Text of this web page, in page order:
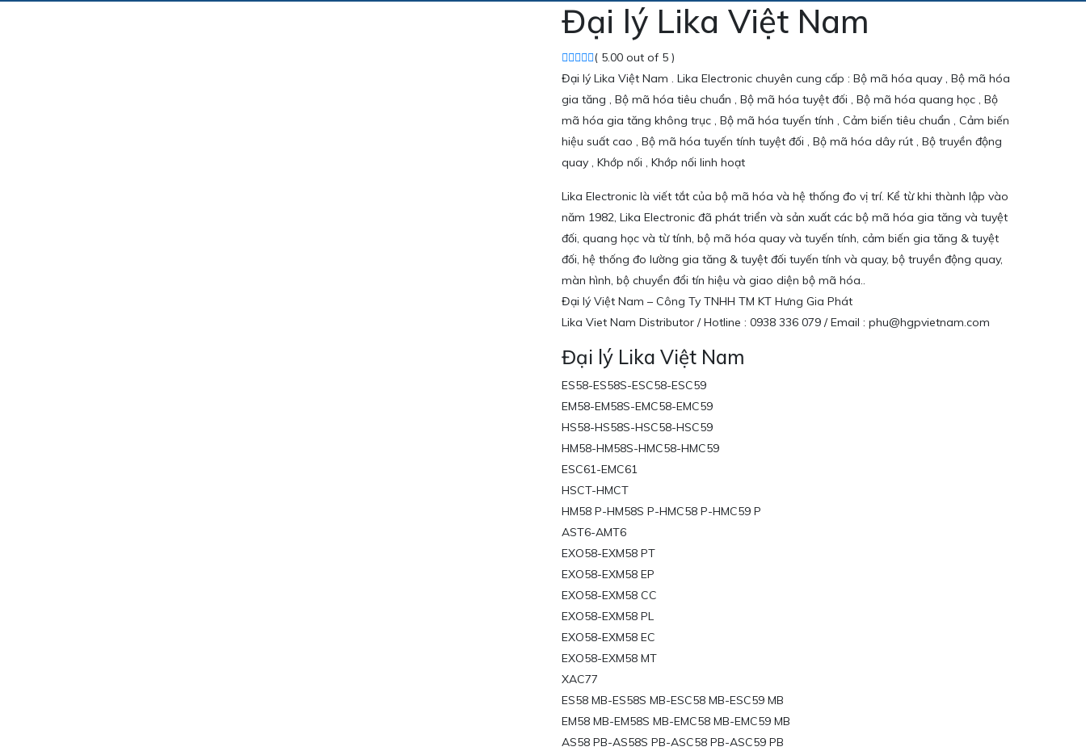
Đại lý Lika Việt Nam
( 5.00 out of 5 )
Đại lý Lika Việt Nam . Lika Electronic chuyên cung cấp : Bộ mã hóa quay , Bộ mã hóa
gia tăng , Bộ mã hóa tiêu chuẩn , Bộ mã hóa tuyệt đối , Bộ mã hóa quang học , Bộ
mã hóa gia tăng không trục , Bộ mã hóa tuyến tính , Cảm biến tiêu chuẩn , Cảm biến
hiệu suất cao , Bộ mã hóa tuyến tính tuyệt đối , Bộ mã hóa dây rút , Bộ truyền động
quay , Khớp nối , Khớp nối linh hoạt
Lika Electronic là viết tắt của bộ mã hóa và hệ thống đo vị trí. Kể từ khi thành lập vào
năm 1982, Lika Electronic đã phát triển và sản xuất các bộ mã hóa gia tăng và tuyệt
đối, quang học và từ tính, bộ mã hóa quay và tuyến tính, cảm biến gia tăng & tuyệt
đối, hệ thống đo lường gia tăng & tuyệt đối tuyến tính và quay, bộ truyền động quay,
màn hình, bộ chuyển đổi tín hiệu và giao diện bộ mã hóa..
Đại lý Việt Nam – Công Ty TNHH TM KT Hưng Gia Phát
Lika Viet Nam Distributor / Hotline : 0938 336 079 / Email : phu@hgpvietnam.com
Đại lý Lika Việt Nam
ES58-ES58S-ESC58-ESC59
EM58-EM58S-EMC58-EMC59
HS58-HS58S-HSC58-HSC59
HM58-HM58S-HMC58-HMC59
ESC61-EMC61
HSCT-HMCT
HM58 P-HM58S P-HMC58 P-HMC59 P
AST6-AMT6
EXO58-EXM58 PT
EXO58-EXM58 EP
EXO58-EXM58 CC
EXO58-EXM58 PL
EXO58-EXM58 EC
EXO58-EXM58 MT
XAC77
ES58 MB-ES58S MB-ESC58 MB-ESC59 MB
EM58 MB-EM58S MB-EMC58 MB-EMC59 MB
AS58 PB-AS58S PB-ASC58 PB-ASC59 PB